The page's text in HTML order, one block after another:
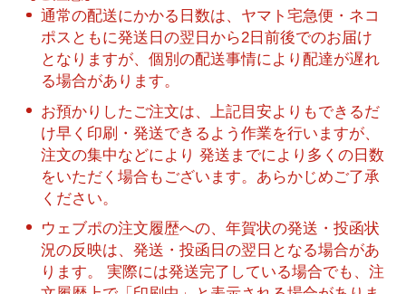
通常の配送にかかる日数は、ヤマト宅急便・ネコ
ポスともに発送日の翌日から2日前後でのお届け
となりますが、個別の配送事情により配達が遅れ
る場合があります。
お預かりしたご注文は、上記目安よりもできるだ
け早く印刷・発送できるよう作業を行いますが、
注文の集中などにより 発送までにより多くの日数
をいただく場合もございます。あらかじめご了承
ください。
ウェブポの注文履歴への、年賀状の発送・投函状
況の反映は、発送・投函日の翌日となる場合があ
ります。 実際には発送完了している場合でも、注